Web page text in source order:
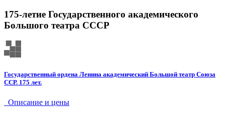
175-летие Государственного академического
Большого театра СССР
Государственный ордена Ленина академический Большой театр Союза
ССР. 175 лет.
Описание и цены